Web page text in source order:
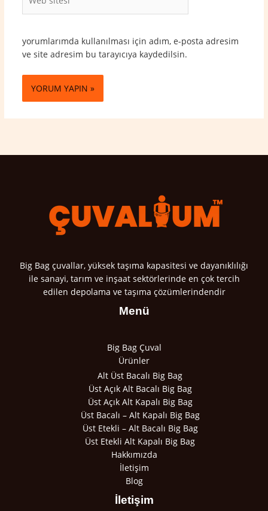
sitesi
yorumlarımda kullanılması için adım, e-posta adresim
ve site adresim bu tarayıcıya kaydedilsin.
Big Bag çuvallar, yüksek taşıma kapasitesi ve dayanıklılığı
ile sanayi, tarım ve inşaat sektörlerinde en çok tercih
edilen depolama ve taşıma çözümlerindendir
Menü
Big Bag Çuval
Ürünler
Alt Üst Bacalı Big Bag
Üst Açık Alt Bacalı Big Bag
Üst Açık Alt Kapalı Big Bag
Üst Bacalı – Alt Kapalı Big Bag
Üst Etekli – Alt Bacalı Big Bag
Üst Etekli Alt Kapalı Big Bag
Hakkımızda
İletişim
Blog
İletişim